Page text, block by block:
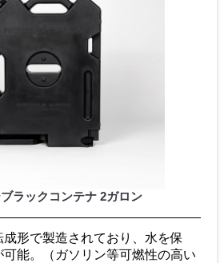
ラックコンテナ 2ガロン
形で製造されており、水を保
能。（ガソリン等可燃性の高い